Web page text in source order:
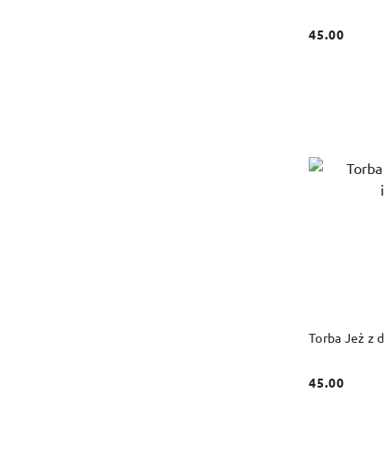
Cena:
45.00
Torba Jeż z
Cena:
45.00